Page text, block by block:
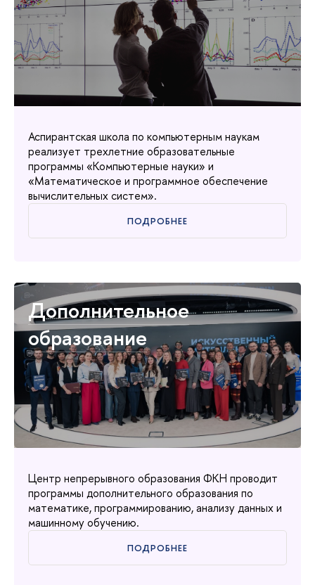
Аспирантская школа по компьютерным наукам
реализует трехлетние образовательные
программы «Компьютерные науки» и
«Математическое и программное обеспечение
ычислительных систем».
ПОДРОБНЕЕ
Дополнительное
образование
Центр непрерывного образования ФКН проводит
программы дополнительного образования по
математике, программированию, анализу данных и
машинному обучению.
ПОДРОБНЕЕ